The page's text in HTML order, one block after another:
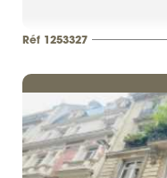
Réf 1253327